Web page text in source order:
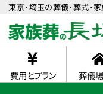
東京･埼玉の葬儀･葬式･家
費用とプラン 葬儀